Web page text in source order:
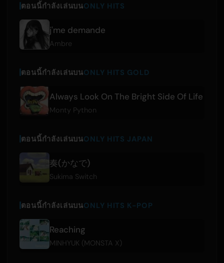
ตอนนี้กำลังเล่นบนONLY HITS
j'me demande
Ambre
ตอนนี้กำลังเล่นบนONLY HITS GOLD
Always Look On The Bright Side Of Life
Monty Python
ตอนนี้กำลังเล่นบนONLY HITS JAPAN
奏(かなで)
Sukima Switch
ตอนนี้กำลังเล่นบนONLY HITS K-POP
Reaching
MINHYUK (MONSTA X)